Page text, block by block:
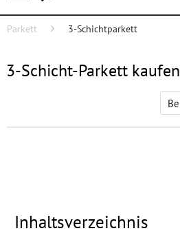
Parkett 3-Schichtparkett
FILTER
3-Schicht-Parkett kaufen
Inhaltsverzeichnis